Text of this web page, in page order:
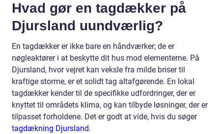
Hvad gør en tagdækker på
Djursland uundværlig?
En tagdækker er ikke bare en håndværker; de er
nøgleaktører i at beskytte dit hus mod elementerne. På
Djursland, hvor vejret kan veksle fra milde briser til
kraftige storme, er et solidt tag altafgørende. En lokal
tagdækker kender til de specifikke udfordringer, der er
knyttet til områdets klima, og kan tilbyde løsninger, der er
tilpasset forholdene. Det er godt at vide, hvis du søger
tagdækning Djursland.